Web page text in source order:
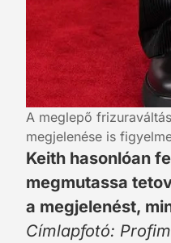
A meglepő
megjelenése is
Keith hasonlóan
megmutassa
a megjelenést,
Címlapfotó: